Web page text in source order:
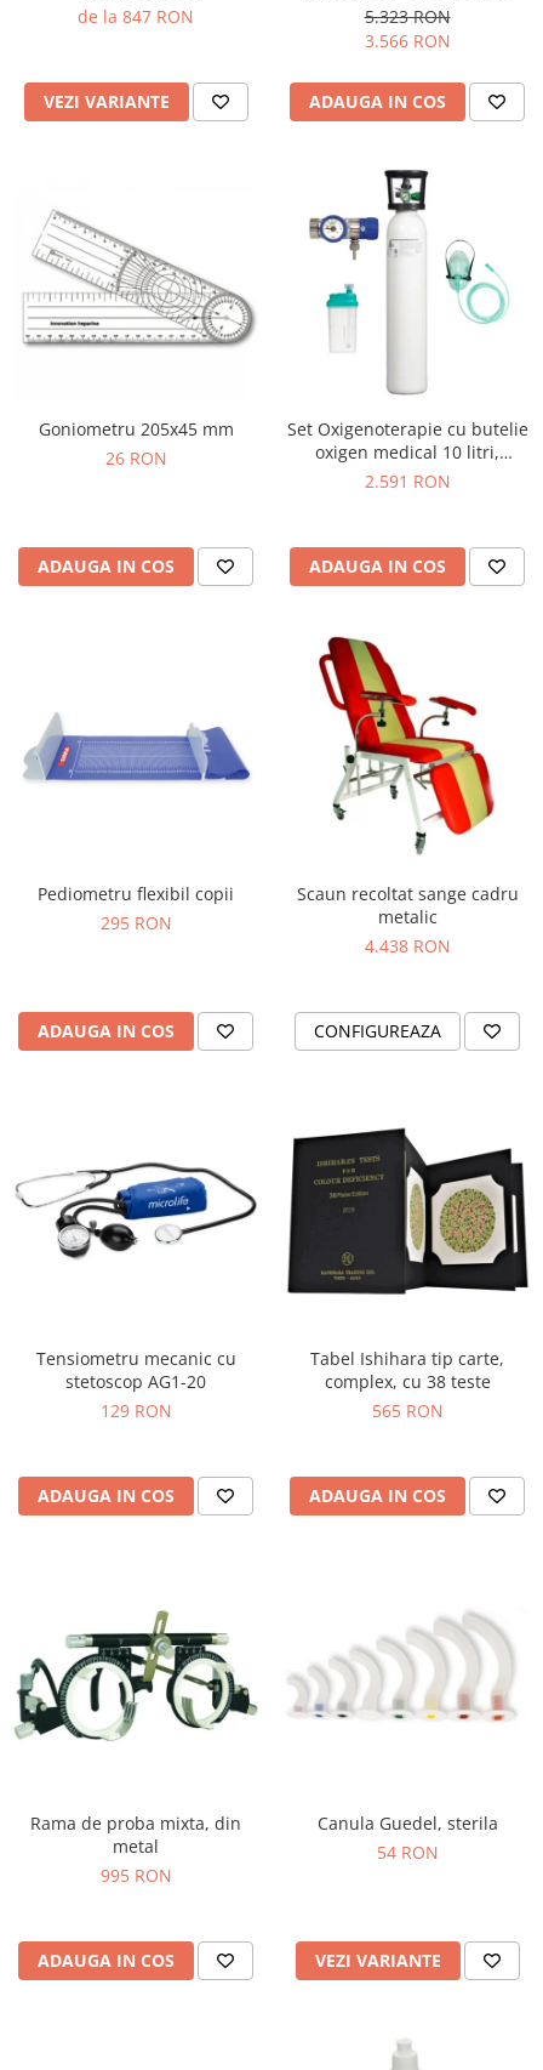
de la 847 RON
VEZI VARIANTE
5.323 RON
3.566 RON
ADAUGA IN COS
Goniometru 205x45 mm
26 RON
ADAUGA IN COS
Set Oxigenoterapie cu butelie
oxigen medical 10 litri,
reductor de presiune,
2.591 RON
ADAUGA IN COS
Pediometru flexibil copii
295 RON
ADAUGA IN COS
Scaun recoltat sange cadru
metalic
4.438 RON
CONFIGUREAZA
Tensiometru mecanic cu
stetoscop AG1-20
129 RON
ADAUGA IN COS
Tabel Ishihara tip carte,
complex, cu 38 teste
565 RON
ADAUGA IN COS
Rama de proba mixta, din
metal
995 RON
ADAUGA IN COS
Canula Guedel, sterila
54 RON
VEZI VARIANTE